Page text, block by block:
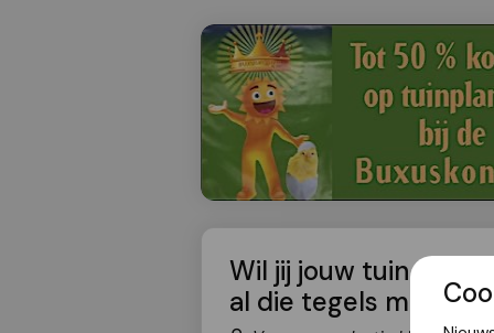
Wil jij jouw tuin
al die tegels moet